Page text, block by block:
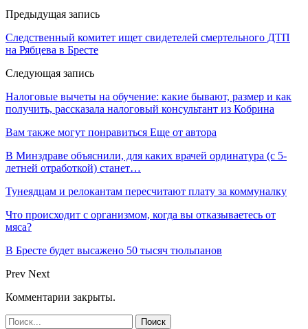
Предыдущая запись
Следственный комитет ищет свидетелей смертельного ДТП
на Рябцева в Бресте
Следующая запись
Налоговые вычеты на обучение: какие бывают, размер и как
получить, рассказала налоговый консультант из Кобрина
Вам также могут понравиться Еще от автора
В Минздраве объяснили, для каких врачей ординатура (с 5-
летней отработкой) станет…
Тунеядцам и релокантам пересчитают плату за коммуналку
Что происходит с организмом, когда вы отказываетесь от
мяса?
В Бресте будет высажено 50 тысяч тюльпанов
Prev Next
Комментарии закрыты.